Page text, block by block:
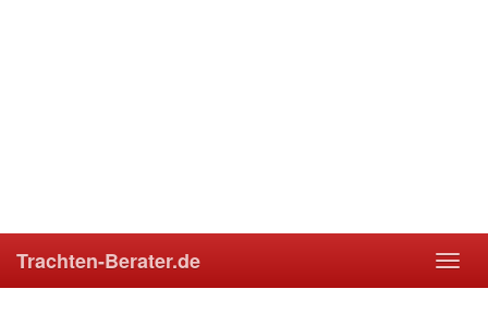
Trachten-Berater.de